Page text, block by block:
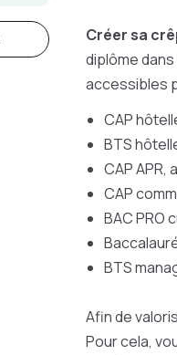
Créer sa
diplôme
accessibles
CAP
BTS
CAP
CAP
BAC PRO
BTS
Afin de
Pour cela,